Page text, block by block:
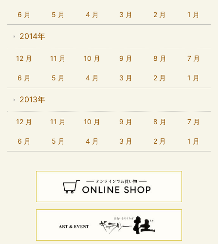
6 月 5 月 4 月 3 月 2 月 1 月
2014年
12 月 11 月 10 月 9 月 8 月 7 月
6 月 5 月 4 月 3 月 2 月 1 月
2013年
12 月 11 月 10 月 9 月 8 月 7 月
6 月 5 月 4 月 3 月 2 月 1 月